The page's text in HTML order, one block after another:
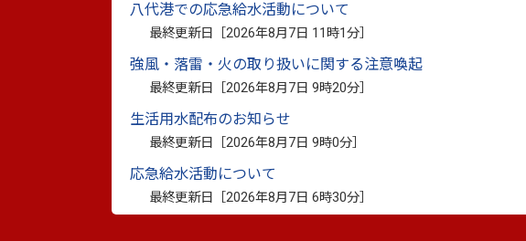
八代港での応急給水活動について
最終更新日［2026年8月7日 11時1分
強風・落雷・火の取り扱いに関する注意喚起
最終更新日［2026年8月7日 9時20分
生活用水配布のお知らせ
最終更新日［2026年8月7日 9時0分
応急給水活動について
最終更新日［2026年8月7日 6時30分
分類から探す
くらし・手続き
しごと・産業
人生のできごとから探す
妊娠・出産 子育て・教育